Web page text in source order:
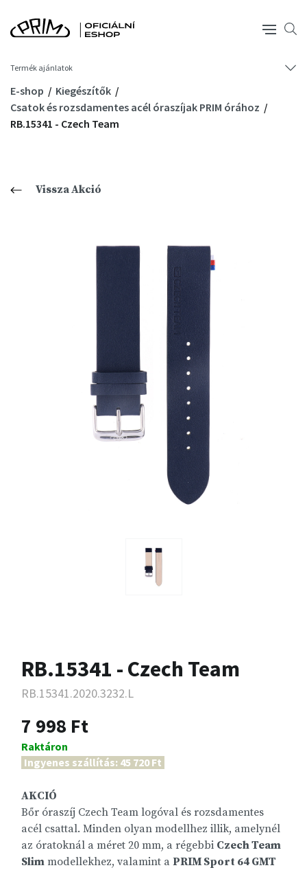
Termék ajánlatok
E-shop
Kiegészítők
Csatok és rozsdamentes acél óraszíjak PRIM órához
RB.15341 - Czech Team
Vissza Akció
RB.15341 - Czech Team
RB.15341.2020.3232.L
7 998 Ft
Raktáron
Ingyenes szállítás: 45 720 Ft
AKCIÓ
Bőr óraszíj Czech Team logóval és rozsdamentes
acél csattal. Minden olyan modellhez illik, amelynél
az óratoknál a méret 20 mm, a régebbi Czech Team
Slim modellekhez, valamint a PRIM Sport 64 GMT